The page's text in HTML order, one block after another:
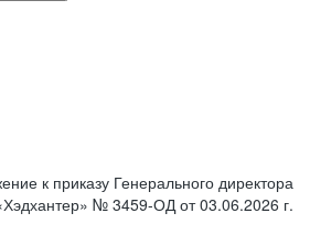
к приказу Генерального директора
№ 3459-ОД от 03.06.2026 г.